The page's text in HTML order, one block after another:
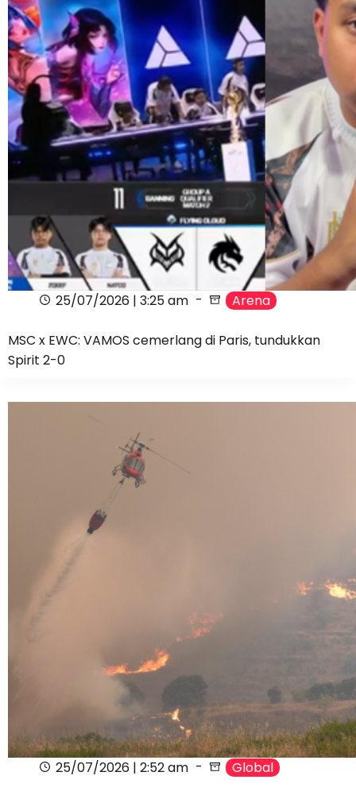
25/07/2026 | 3:25 am Arena
MSC x EWC: VAMOS cemerlang di Paris, tundukkan
Spirit 2-0
25/07/2026 | 2:52 am Global